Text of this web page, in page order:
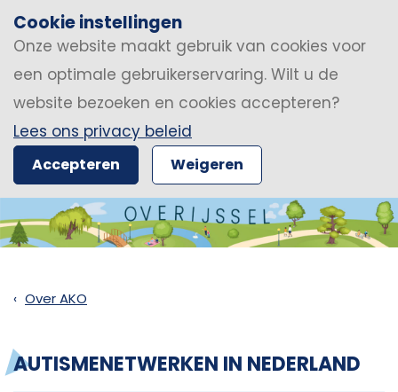
Cookie instellingen
Onze website maakt gebruik van cookies voor
een optimale gebruikerservaring. Wilt u de
website bezoeken en cookies accepteren?
Lees ons privacy beleid
Accepteren Weigeren
Over AKO
AUTISMENETWERKEN IN NEDERLAND